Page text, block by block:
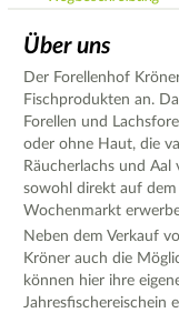
Über uns
Der Forellenhof
Fischprodukten an.
Forellen und
oder ohne Haut, die
Räucherlachs und
sowohl direkt auf
Wochenmarkt
Neben dem Verkauf
Kröner auch die
können hier ihre
Jahresfischereischein